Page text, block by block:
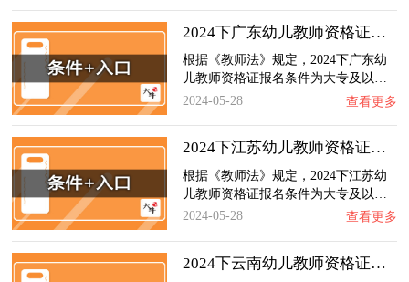
2024下广东幼儿教师资格证报名条件+官网入口…
根据《教师法》规定，2024下广东幼
儿教师资格证报名条件为大专及以…
2024-05-28
查看更多
2024下江苏幼儿教师资格证报名条件+官网入口…
根据《教师法》规定，2024下江苏幼
儿教师资格证报名条件为大专及以…
2024-05-28
查看更多
2024下云南幼儿教师资格证报名条件+官网入口…